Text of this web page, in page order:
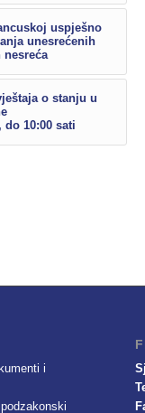
uspješno
unesrećenih
o stanju u
do 10:00 sati
i